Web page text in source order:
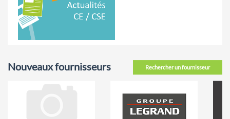
Rechercher un fournisseur
Nouveaux fournisseurs